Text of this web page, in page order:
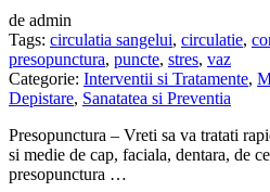
de admin
Tags: circulatia sangelui, circulatie,
presopunctura, puncte, stres, vaz
Categorie: Interventii si Tratamente,
Depistare, Sanatatea si Preventia
Presopunctura – Vreti sa va tratati
si medie de cap, faciala, dentara, de
presopunctura …